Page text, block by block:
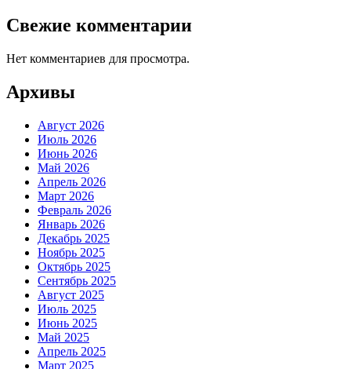
Свежие комментарии
Нет комментариев для просмотра.
Архивы
Август 2026
Июль 2026
Июнь 2026
Май 2026
Апрель 2026
Март 2026
Февраль 2026
Январь 2026
Декабрь 2025
Ноябрь 2025
Октябрь 2025
Сентябрь 2025
Август 2025
Июль 2025
Июнь 2025
Май 2025
Апрель 2025
Март 2025